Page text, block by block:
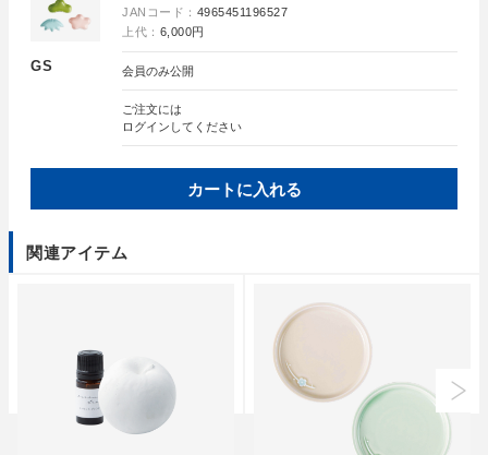
GS
JANコード： 4965451196527
上代： 6,000円
会員のみ公開
ご注文には
ログイン してください
カートに入れる
関連アイテム